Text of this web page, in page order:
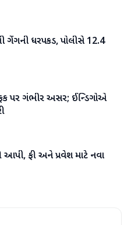
ગેંગની ધરપકડ, પોલીસે 12.4
પર ગંભીર અસર; ઈન્ડિગોએ
આપી, ફી અને પ્રવેશ માટે નવા